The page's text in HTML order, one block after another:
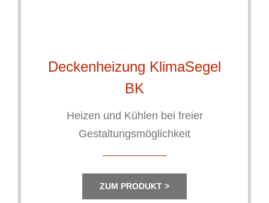
Deckenheizung KlimaSegel
BK
Heizen und Kühlen bei freier
Gestaltungsmöglichkeit
ZUM PRODUKT >